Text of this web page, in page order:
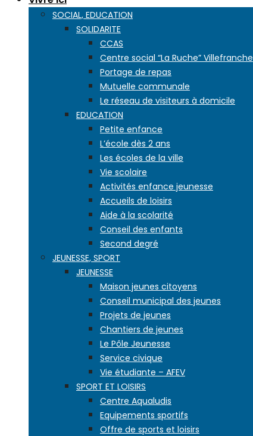
SOCIAL, EDUCATION
SOLIDARITE
CCAS
Centre social “La Ruche” Villefranche
Portage de repas
Mutuelle communale
Le réseau de visiteurs à domicile
EDUCATION
Petite enfance
L’école dès 2 ans
Les écoles de la ville
Vie scolaire
Activités enfance jeunesse
Accueils de loisirs
Aide à la scolarité
Conseil des enfants
Second degré
JEUNESSE, SPORT
JEUNESSE
Maison jeunes citoyens
Conseil municipal des jeunes
Projets de jeunes
Chantiers de jeunes
Le Pôle Jeunesse
Service civique
Vie étudiante – AFEV
SPORT ET LOISIRS
Centre Aqualudis
Equipements sportifs
Offre de sports et loisirs